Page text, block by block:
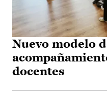
Nuevo modelo
docentes